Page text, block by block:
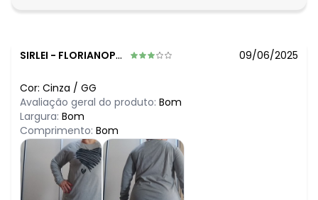
SIRLEI - FLORIANOPOLIS - SC 09/06/2025
Cor: Cinza / GG
Avaliação geral do produto: Bom
Largura: Bom
Comprimento: Bom